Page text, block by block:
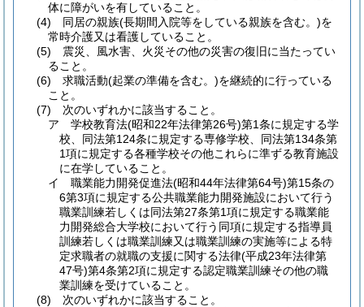
体に障がいを有していること。
(4)
同居の親族(長期間入院等をしている親族を含む。)を
常時介護又は看護していること。
(5)
震災、風水害、火災その他の災害の復旧に当たってい
ること。
(6)
求職活動(起業の準備を含む。)を継続的に行っている
こと。
(7)
次のいずれかに該当すること。
ア
学校教育法(昭和22年法律第26号)第1条に規定する学
校、同法第124条に規定する専修学校、同法第134条第
1項に規定する各種学校その他これらに準ずる教育施設
に在学していること。
イ
職業能力開発促進法(昭和44年法律第64号)第15条の
6第3項に規定する公共職業能力開発施設において行う
職業訓練若しくは同法第27条第1項に規定する職業能
力開発総合大学校において行う同項に規定する指導員
訓練若しくは職業訓練又は職業訓練の実施等による特
定求職者の就職の支援に関する法律(平成23年法律第
47号)第4条第2項に規定する認定職業訓練その他の職
業訓練を受けていること。
(8)
次のいずれかに該当すること。